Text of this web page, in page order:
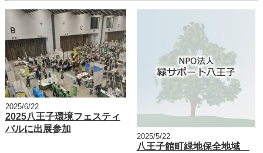
2025/6/22
2025八王子環境フェスティ
バルに出展参加
2025/5/22
八王子館町緑地保全地域